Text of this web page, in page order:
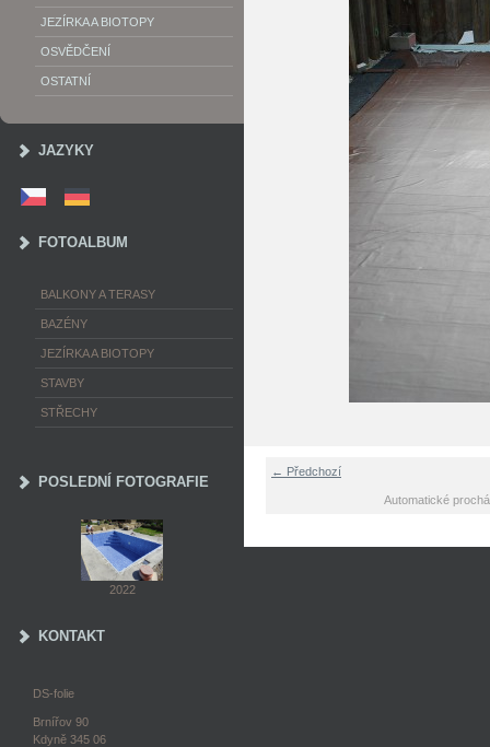
← Předchozí
Automatické
JEZÍRKA A BIOTOPY
OSVĚDČENÍ
OSTATNÍ
JAZYKY
FOTOALBUM
BALKONY A TERASY
BAZÉNY
JEZÍRKA A BIOTOPY
STAVBY
STŘECHY
POSLEDNÍ FOTOGRAFIE
2022
KONTAKT
DS-folie
Brnířov 90
Kdyně 345 06